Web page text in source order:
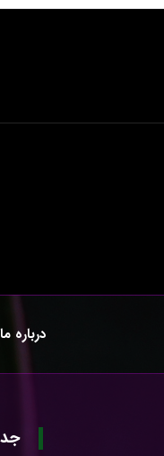
درباره ما